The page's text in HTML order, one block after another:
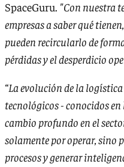
SpaceGuru. "Con nuestra
empresas a saber qué
pueden recircularlo de
pérdidas y el desperdicio
“La evolución de la
tecnológicos - conocidos
cambio profundo en el
solamente por operar, sino
procesos y generar